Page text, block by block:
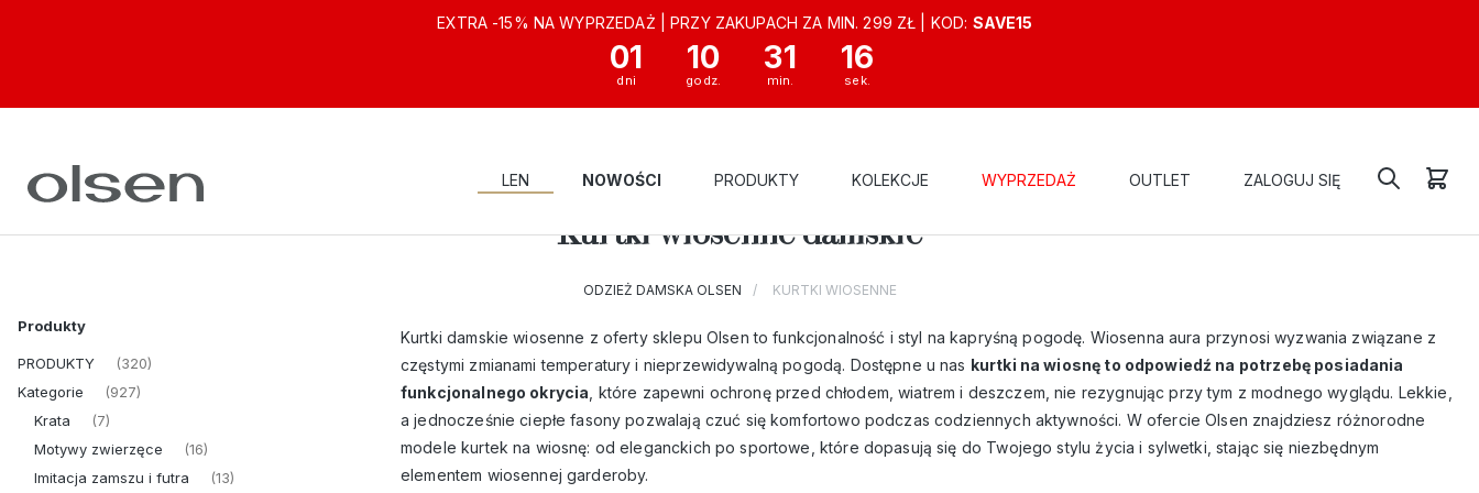
EXTRA -15% NA WYPRZEDAŻ | PRZY ZAKUPACH ZA MIN. 299 ZŁ | KOD: SAVE15
01 10 31 14
LEN NOWOŚCI PRODUKTY KOLEKCJE WYPRZEDAŻ OUTLET ZALOGUJ SIĘ
Kurtki wiosenne damskie
ODZIEŻ DAMSKA OLSEN KURTKI WIOSENNE
Produkty
PRODUKTY (320)
Kategorie (927)
Krata (7)
Motywy zwierzęce (16)
Imitacja zamszu i futra (13)
Kurtki damskie wiosenne z oferty sklepu Olsen to funkcjonalność i styl na kapryśną pogodę. Wiosenna aura przynosi wyzwania związane z
częstymi zmianami temperatury i nieprzewidywalną pogodą. Dostępne u nas kurtki na wiosnę to odpowiedź na potrzebę posiadania
funkcjonalnego okrycia , które zapewni ochronę przed chłodem, wiatrem i deszczem, nie rezygnując przy tym z modnego wyglądu. Lekkie,
a jednocześnie ciepłe fasony pozwalają czuć się komfortowo podczas codziennych aktywności. W ofercie Olsen znajdziesz różnorodne
modele kurtek na wiosnę: od eleganckich po sportowe, które dopasują się do Twojego stylu życia i sylwetki, stając się niezbędnym
elementem wiosennej garderoby.